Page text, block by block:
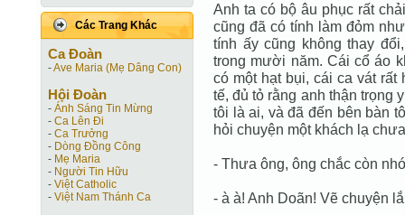
Các Trang Khác
Ca Ðoàn
-Ave Maria (Mẹ Dâng Con)
Hội Ðoàn
- Ánh Sáng Tin Mừng
- Ca Lên Đi
- Ca Trưởng
- Dòng Đồng Công
- Mẹ Maria
- Người Tin Hữu
- Việt Catholic
- Việt Nam Thánh Ca
Anh ta có bộ âu phục rất
cũng đã có tính làm đỏm
tính ấy cũng không thay
trong mười năm. Cái cổ áo
có một hạt bụi, cái ca vát
tế, đủ tỏ rằng anh thận trọng
tôi là ai, và đã đến bên bàn
hỏi chuyện một khách lạ
- Thưa ông, ông chắc còn
- à à! Anh Doãn! Vẽ chuyện